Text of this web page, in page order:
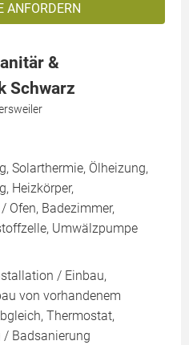
ANFORDERN
&
Schwarz
Solarthermie, Ölheizung,
Heizkörper,
Ofen, Badezimmer,
Umwälzpumpe
/ Einbau,
von vorhandenem
Thermostat,
/ Badsanierung